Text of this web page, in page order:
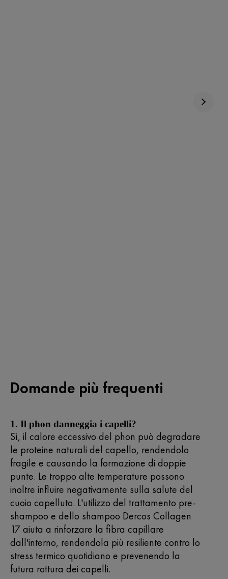
Domande più frequenti
1. Il phon danneggia i capelli?
Sì, il calore eccessivo del phon può degradare
le proteine naturali del capello, rendendolo
fragile e causando la formazione di doppie
punte. Le troppo alte temperature possono
inoltre influire negativamente sulla salute del
cuoio capelluto. L'utilizzo del trattamento pre-
shampoo e dello shampoo Dercos Collagen
17 aiuta a rinforzare la fibra capillare
dall'interno, rendendola più resiliente contro lo
stress termico quotidiano e prevenendo la
futura rottura dei capelli.